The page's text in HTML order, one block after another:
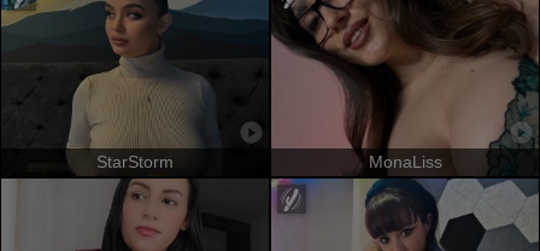
StarStorm MonaLiss